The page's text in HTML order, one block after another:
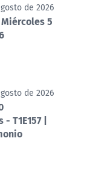
de 2026
5
de 2026
T1E157 |